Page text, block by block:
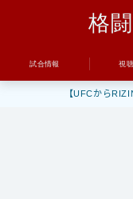
格
MENU
試合情報 視
【UFCから